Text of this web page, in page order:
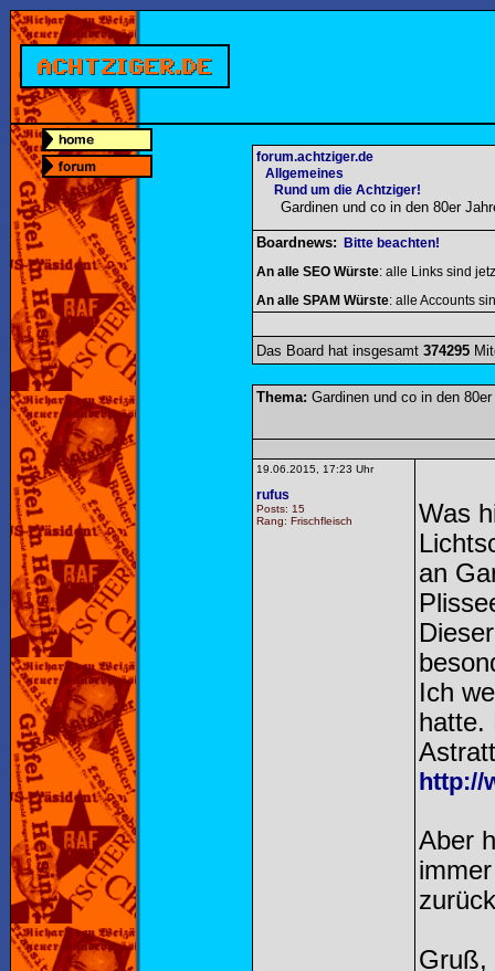
forum.achtziger.de
Allgemeines
Rund um die Achtziger!
Gardinen und co in den 80er
Boardnews:
Bitte beachten!
An alle SEO Würste: alle Links sind
An alle SPAM Würste: alle Accounts
Das Board hat insgesamt 374295
Thema: Gardinen und co in den
19.06.2015, 17:23 Uhr
rufus
Posts: 15
Rang: Frischfleisch
Was
an
Ich
hatte.
http://
Aber
Gruß,